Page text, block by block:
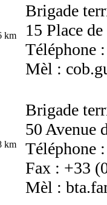
km
Brigade
15 Place
Téléphone
Mèl :
km
Brigade
50 Avenue
Téléphone
Fax : +33
Mèl :